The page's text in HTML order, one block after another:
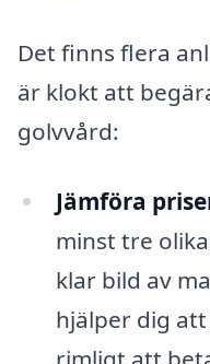
Det finns flera
är klokt att
golvvård:
Jämföra
minst tre
klar bild av
hjälper dig